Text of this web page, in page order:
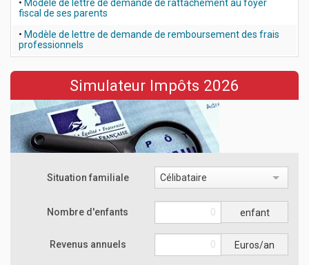
• Modèle de lettre de demande de rattachement au foyer
fiscal de ses parents
• Modèle de lettre de demande de remboursement des frais
professionnels
Simulateur Impôts 2026
Situation familiale Célibataire
Nombre d'enfants enfant
Revenus annuels Euros/an